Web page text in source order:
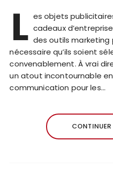
L es objets
cadeaux
des outils marketing
nécessaire qu’ils soient
convenablement. À vrai
un atout incontournable
communication pour les…
CONTINUER